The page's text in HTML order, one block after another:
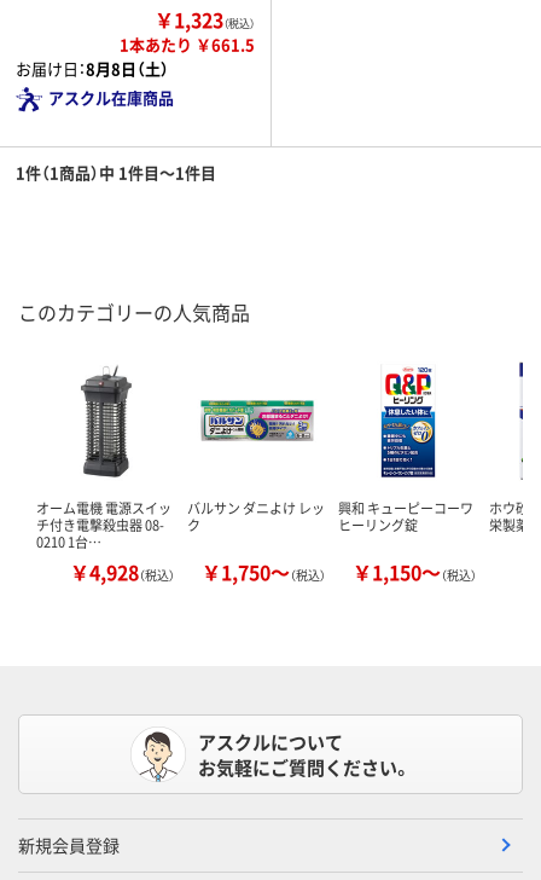
￥1,323（税込）
1本あたり ￥661.5
お届け日：8月8日（土）
アスクル在庫商品
1件（1商品）中 1件目～1件目
このカテゴリーの人気商品
オーム電機 電源スイッ
チ付き電撃殺虫器 08-
0210 1台…
￥4,928（税込）
バルサン ダニよけ レッ
ク
￥1,750～（税込）
興和 キューピーコーワ
ヒーリング錠
￥1,150～（税込）
ホウ砂（
栄製薬
アスクルについて
お気軽にご質問ください。
新規会員登録